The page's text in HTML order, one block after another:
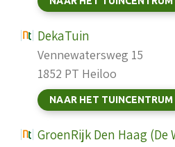
DekaTuin
Vennewatersweg 15
1852 PT Heiloo
NAAR HET TUINCENTRUM
GroenRijk Den Haag (De